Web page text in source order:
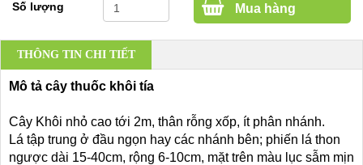
Số lượng Mua hàng
THÔNG TIN CHI TIẾT
Mô tả cây thuốc khôi tía
Cây Khôi nhỏ cao tới 2m, thân rỗng xốp, ít phân nhánh.
Lá tập trung ở đầu ngọn hay các nhánh bên; phiến lá thon
ngược dài 15-40cm, rộng 6-10cm, mặt trên màu lục sẫm mịn